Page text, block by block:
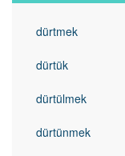
dürtmek
dürtük
dürtülmek
dürtünmek